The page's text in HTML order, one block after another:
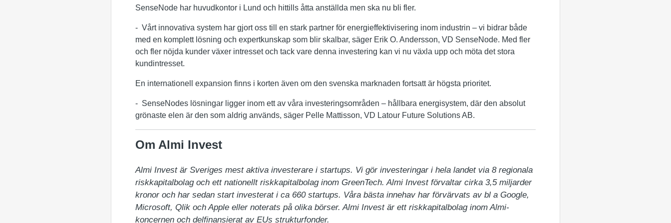
SenseNode har huvudkontor i Lund och hittills åtta anställda men ska nu bli fler.
- Vårt innovativa system har gjort oss till en stark partner för energieffektivisering inom industrin – vi bidrar både
med en komplett lösning och expertkunskap som blir skalbar, säger Erik O. Andersson, VD SenseNode. Med fler
och fler nöjda kunder växer intresset och tack vare denna investering kan vi nu växla upp och möta det stora
kundintresset.
En internationell expansion finns i korten även om den svenska marknaden fortsatt är högsta prioritet.
- SenseNodes lösningar ligger inom ett av våra investeringsområden – hållbara energisystem, där den absolut
grönaste elen är den som aldrig används, säger Pelle Mattisson, VD Latour Future Solutions AB.
Om Almi Invest
Almi Invest är Sveriges mest aktiva investerare i startups. Vi gör investeringar i hela landet via 8 regionala
riskkapitalbolag och ett nationellt riskkapitalbolag inom GreenTech. Almi Invest förvaltar cirka 3,5 miljarder
kronor och har sedan start investerat i ca 660 startups. Våra bästa innehav har förvärvats av bl a Google,
Microsoft, Qlik och Apple eller noterats på olika börser. Almi Invest är ett riskkapitalbolag inom Almi-
koncernen och delfinansierat av EUs strukturfonder.